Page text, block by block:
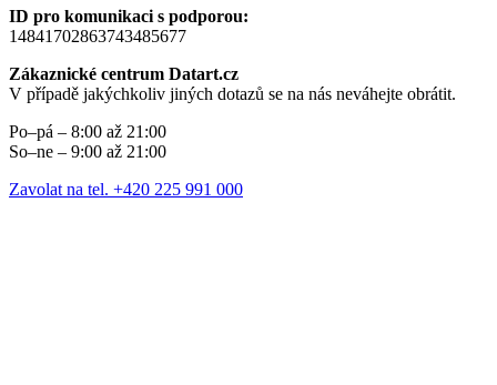
ID pro komunikaci s podporou:
14841702863743485677
Zákaznické centrum Datart.cz
V případě jakýchkoliv jiných dotazů se na nás neváhejte obrátit.
Po–pá – 8:00 až 21:00
So–ne – 9:00 až 21:00
Zavolat na tel. +420 225 991 000